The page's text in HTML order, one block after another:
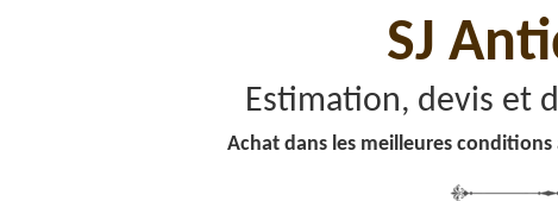
SJ
Estimation, devis et
Achat dans les meilleures